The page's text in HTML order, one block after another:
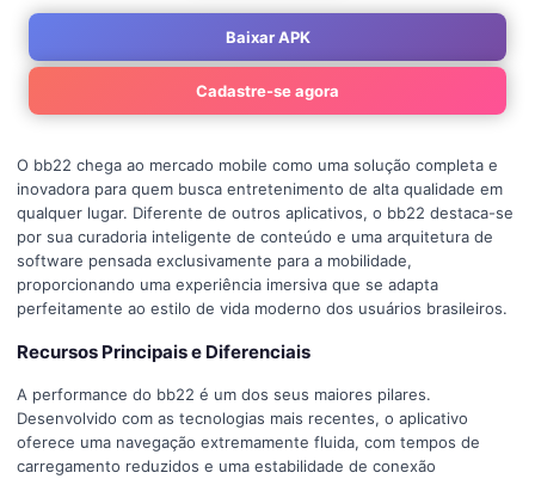
Baixar APK
Cadastre-se agora
O bb22 chega ao mercado mobile como uma solução completa e
inovadora para quem busca entretenimento de alta qualidade em
qualquer lugar. Diferente de outros aplicativos, o bb22 destaca-se
por sua curadoria inteligente de conteúdo e uma arquitetura de
software pensada exclusivamente para a mobilidade,
proporcionando uma experiência imersiva que se adapta
perfeitamente ao estilo de vida moderno dos usuários brasileiros.
Recursos Principais e Diferenciais
A performance do bb22 é um dos seus maiores pilares.
Desenvolvido com as tecnologias mais recentes, o aplicativo
oferece uma navegação extremamente fluida, com tempos de
carregamento reduzidos e uma estabilidade de conexão